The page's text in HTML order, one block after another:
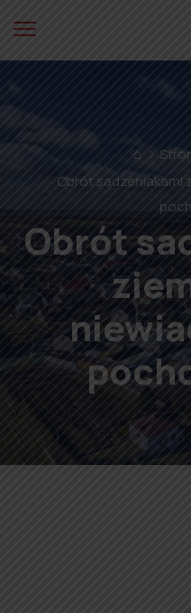
⌂
Obrót sadzeniakami
Obrót